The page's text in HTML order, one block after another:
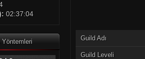
02:37:04
Yöntemleri Guild Adı
Guild Leveli